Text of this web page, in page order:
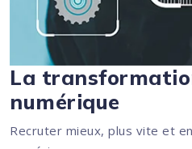
La
numérique
Recruter mieux, plus vite et